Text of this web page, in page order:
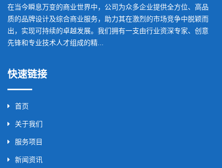
在当今瞬息万变的商业世界中，公司为众多企业提供全方位、高品
质的品牌设计及综合商业服务，助力其在激烈的市场竞争中脱颖而
出，实现可持续的卓越发展。我们拥有一支由行业资深专家、创意
先锋和专业技术人才组成的精...
快速链接
首页
关于我们
服务项目
新闻资讯